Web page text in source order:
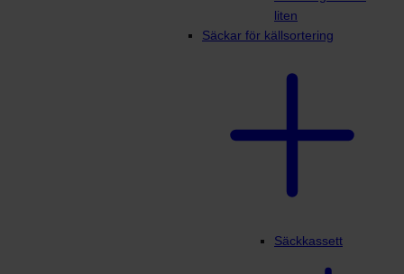
liten
Säckar för källsortering
Säckkassett